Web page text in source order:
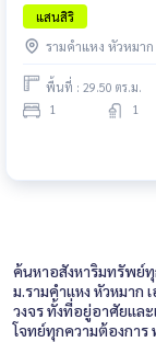
แสนสิริ
รามคำแหง หัวหมาก
พื้นที่ : 29.50 ตร.ม.
1 1
ค้นหาอสังหาริมทรัพย์ทุ
ม.รามคำแหง หัวหมาก
วงจร ทั้งที่อยู่อาศัยแล
โจทย์ทุกความต้องการ